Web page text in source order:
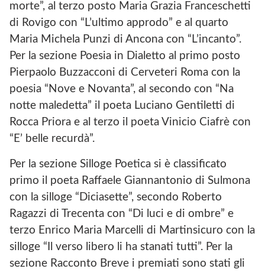
morte”, al terzo posto Maria Grazia Franceschetti
di Rovigo con “L’ultimo approdo” e al quarto
Maria Michela Punzi di Ancona con “L’incanto”.
Per la sezione Poesia in Dialetto al primo posto
Pierpaolo Buzzacconi di Cerveteri Roma con la
poesia “Nove e Novanta”, al secondo con “Na
notte maledetta” il poeta Luciano Gentiletti di
Rocca Priora e al terzo il poeta Vinicio Ciafrè con
“E’ belle recurdà”.
Per la sezione Silloge Poetica si è classificato
primo il poeta Raffaele Giannantonio di Sulmona
con la silloge “Diciasette”, secondo Roberto
Ragazzi di Trecenta con “Di luci e di ombre” e
terzo Enrico Maria Marcelli di Martinsicuro con la
silloge “Il verso libero li ha stanati tutti”. Per la
sezione Racconto Breve i premiati sono stati gli